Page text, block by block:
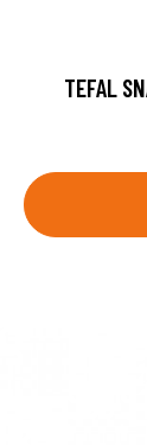
TEFAL